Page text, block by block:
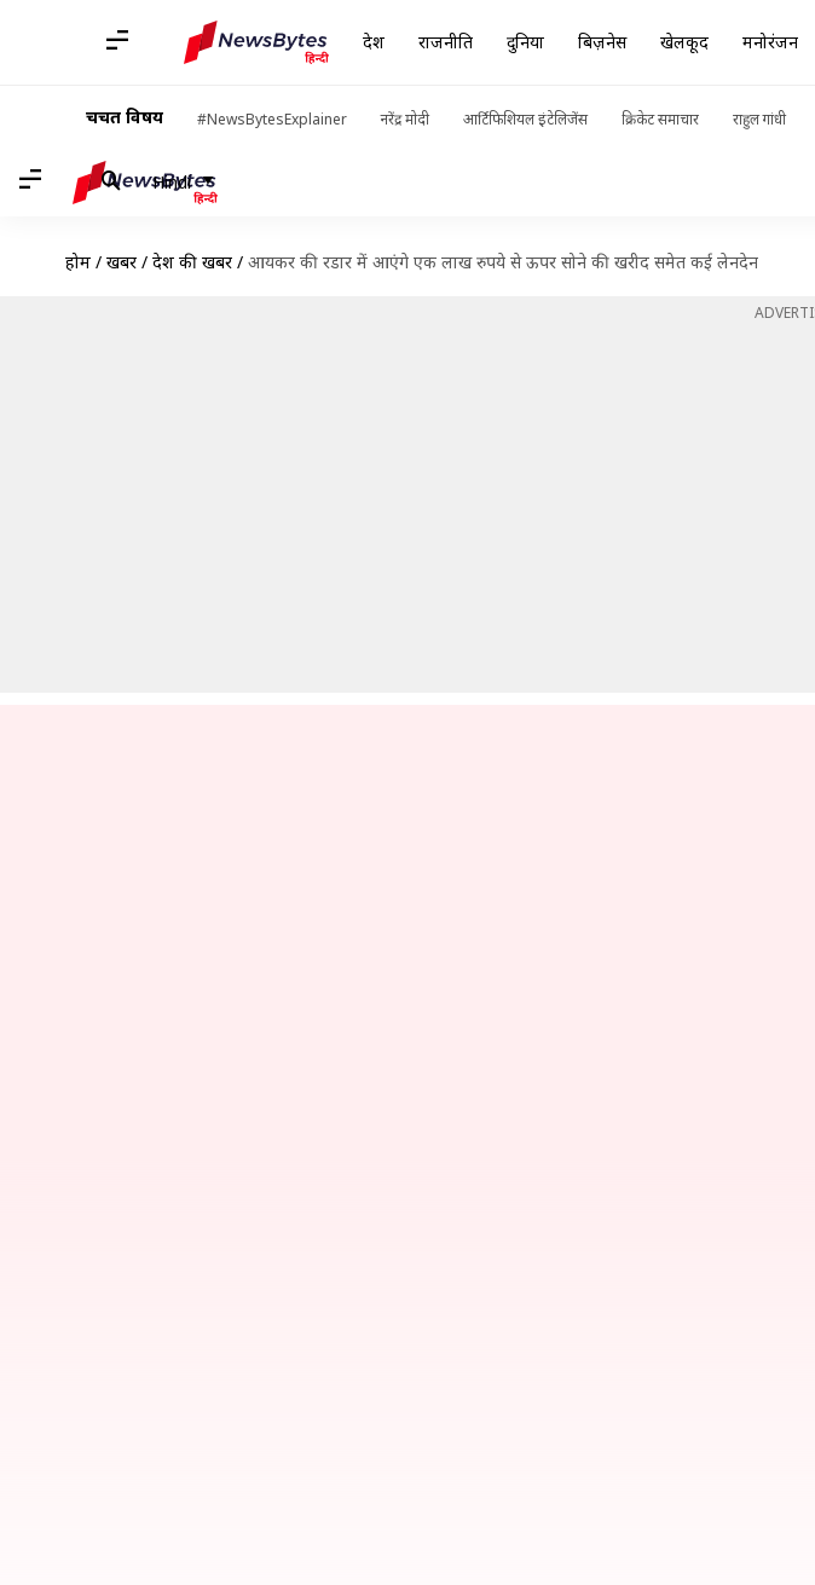
देश राजनीति दुनिया बिज़नेस खेलकूद मनोरंजन
चर्चित विषय #NewsBytesExplainer नरेंद्र मोदी आर्टिफिशियल इंटेलिजेंस क्रिकेट समाचार राहुल गांधी
Hindi
होम / खबरें / देश की खबरें / आयकर की रडार में आएंगे एक लाख रुपये से ऊपर सोने की खरीद समेत कई लेनदेन